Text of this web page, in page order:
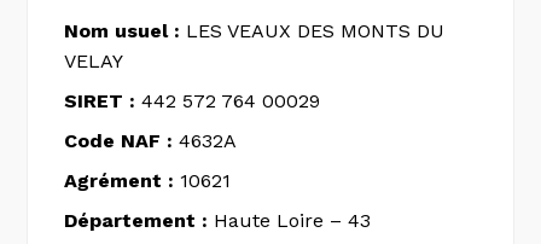
Nom usuel : LES VEAUX DES MONTS DU
VELAY
SIRET : 442 572 764 00029
Code NAF : 4632A
Agrément : 10621
Département : Haute Loire – 43